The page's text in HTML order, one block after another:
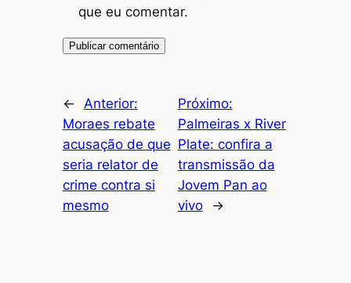
que eu comentar.
←
Anterior:
Moraes rebate
acusação de que
seria relator de
crime contra si
mesmo
Próximo:
Palmeiras x River
Plate: confira a
transmissão da
Jovem Pan ao
vivo
→